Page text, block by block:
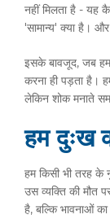
नहीं मिलता है - यह
'सामान्य' क्या है।
इसके बावजूद, जब हम
करना ही पड़ता है।
लेकिन शोक मनाते
हम दुःख
हम किसी भी तरह
उस व्यक्ति की मौत
है, बल्कि भावनाओं